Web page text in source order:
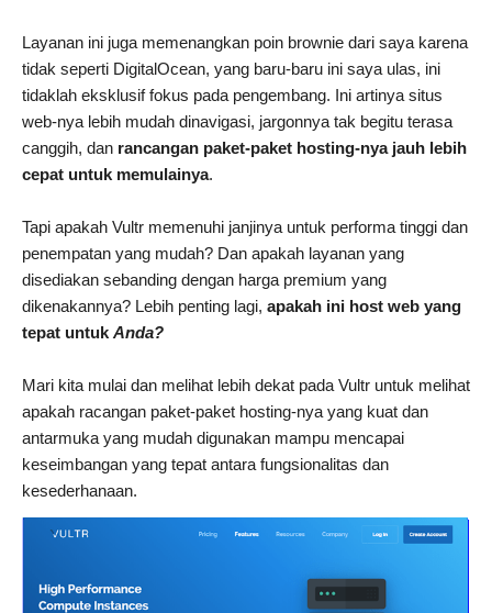
Layanan ini juga memenangkan poin brownie dari saya karena
tidak seperti DigitalOcean, yang baru-baru ini saya ulas, ini
tidaklah eksklusif fokus pada pengembang. Ini artinya situs
web-nya lebih mudah dinavigasi, jargonnya tak begitu terasa
canggih, dan rancangan paket-paket hosting-nya jauh lebih
cepat untuk memulainya.
Tapi apakah Vultr memenuhi janjinya untuk performa tinggi dan
penempatan yang mudah? Dan apakah layanan yang
disediakan sebanding dengan harga premium yang
dikenakannya? Lebih penting lagi, apakah ini host web yang
tepat untuk Anda?
Mari kita mulai dan melihat lebih dekat pada Vultr untuk melihat
apakah racangan paket-paket hosting-nya yang kuat dan
antarmuka yang mudah digunakan mampu mencapai
keseimbangan yang tepat antara fungsionalitas dan
kesederhanaan.